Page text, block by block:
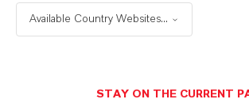
IM MITTELPUNKT STEHEN SIE:
KUNDINNEN UND KUNDEN!
Partner für Ihr Unternehmen
Available Country Websites...
STAY ON THE CURRENT